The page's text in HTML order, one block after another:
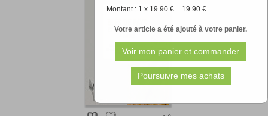
Montant : 1 x 19.90 € = 19.90 €
Votre article a été ajouté à votre panier.